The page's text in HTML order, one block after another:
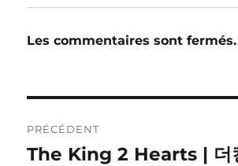
Les commentaires sont fermés.
de
PRÉCÉDENT
Publication
The King 2 Hearts | 더